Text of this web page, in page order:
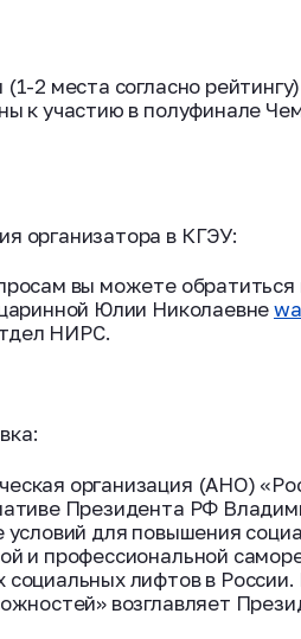
2 места согласно
к участию в полуфинале
организатора в КГЭУ:
вы можете обратиться
Юлии Николаевне
НИРС.
организация (АНО)
Президента РФ
условий для повышения
и профессиональной
социальных лифтов в
возглавляет